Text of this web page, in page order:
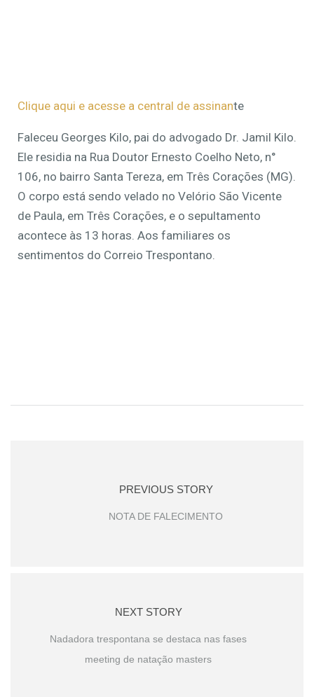
Clique aqui e acesse a central de assinante
Faleceu Georges Kilo, pai do advogado Dr. Jamil Kilo.
Ele residia na Rua Doutor Ernesto Coelho Neto, n°
106, no bairro Santa Tereza, em Três Corações (MG).
O corpo está sendo velado no Velório São Vicente
de Paula, em Três Corações, e o sepultamento
acontece às 13 horas. Aos familiares os
sentimentos do Correio Trespontano.
PREVIOUS STORY
NOTA DE FALECIMENTO
NEXT STORY
Nadadora trespontana se destaca nas fases
meeting de natação masters